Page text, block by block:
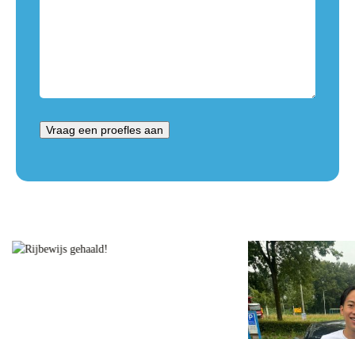
Vraag een proefles aan